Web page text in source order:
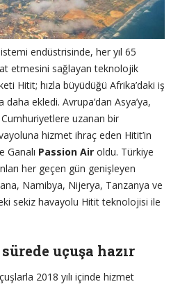
endüstrisinde, her yıl 65
etmesini sağlayan teknolojik
Hitit; hızla büyüdüğü Afrika’daki iş
ekledi. Avrupa’dan Asya’ya,
uzanan bir
hizmet ihraç eden Hitit’in
Ganalı Passion Airoldu. Türkiye
her geçen gün genişleyen
Namibya, Nijerya, Tanzanya ve
sekiz havayolu Hitit teknolojisi ile
uçuşa hazır
2018 yılı içinde hizmet